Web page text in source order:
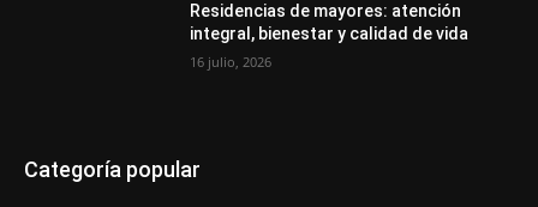
Residencias de mayores: atención
integral, bienestar y calidad de vida
16 julio, 2026
Categoría popular